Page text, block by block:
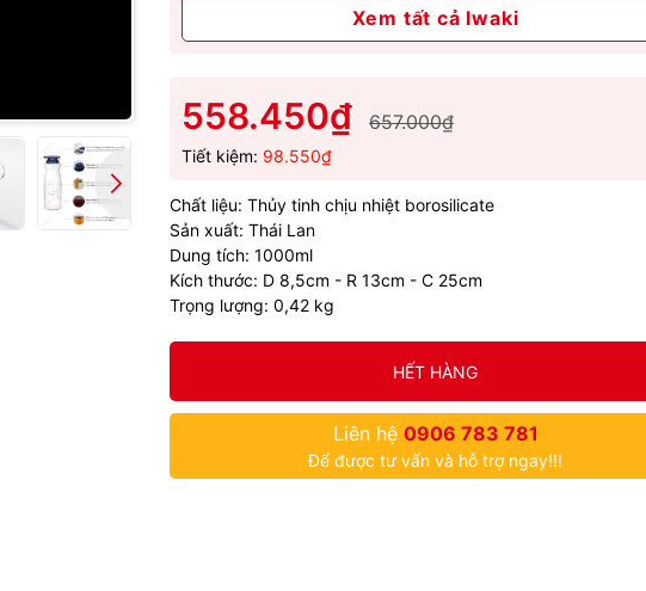
Xem tất cả Iwaki
558.450₫ 657.000₫
Tiết kiệm: 98.550₫
Chất liệu: Thủy tinh chịu nhiệt borosilicate
Sản xuất: Thái Lan
Dung tích: 1000ml
Kích thước: D 8,5cm - R 13cm - C 25cm
Trọng lượng: 0,42 kg
HẾT HÀNG
Liên hệ 0906 783 781
Để được tư vấn và hỗ trợ ngay!!!